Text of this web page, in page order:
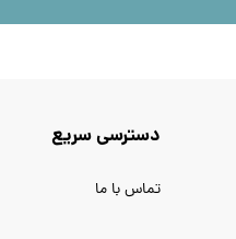
دسترسی سریع
تماس با ما